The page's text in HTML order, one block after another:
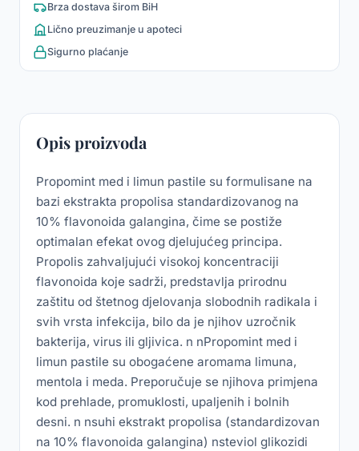
Brza dostava širom BiH
Lično preuzimanje u apoteci
Sigurno plaćanje
Opis proizvoda
Propomint med i limun pastile su formulisane na
bazi ekstrakta propolisa standardizovanog na
10% flavonoida galangina, čime se postiže
optimalan efekat ovog djelujućeg principa.
Propolis zahvaljujući visokoj koncentraciji
flavonoida koje sadrži, predstavlja prirodnu
zaštitu od štetnog djelovanja slobodnih radikala i
svih vrsta infekcija, bilo da je njihov uzročnik
bakterija, virus ili gljivica. n nPropomint med i
limun pastile su obogaćene aromama limuna,
mentola i meda. Preporučuje se njihova primjena
kod prehlade, promuklosti, upaljenih i bolnih
desni. n nsuhi ekstrakt propolisa (standardizovan
na 10% flavonoida galangina) nsteviol glikozidi